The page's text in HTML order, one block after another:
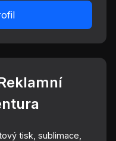
tisk, sublimace,